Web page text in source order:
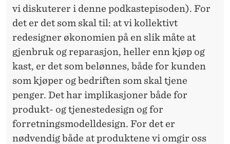
vi diskuterer i denne podkastepisoden). For
det er det som skal til: at vi kollektivt
redesigner økonomien på en slik måte at
gjenbruk og reparasjon, heller enn kjøp og
kast, er det som belønnes, både for kunden
som kjøper og bedriften som skal tjene
penger. Det har implikasjoner både for
produkt- og tjenestedesign og for
forretningsmodelldesign. For det er
nødvendig både at produktene vi omgir oss